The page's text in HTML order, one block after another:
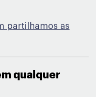
partilhamos as
qualquer